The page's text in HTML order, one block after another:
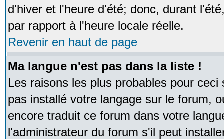
d'hiver et l'heure d'été; donc, durant
par rapport à l'heure locale réelle.
Revenir en haut de page
Ma langue n'est pas dans la liste !
Les raisons les plus probables pour
pas installé votre langage sur le forum,
encore traduit ce forum dans votre
l'administrateur du forum s'il peut